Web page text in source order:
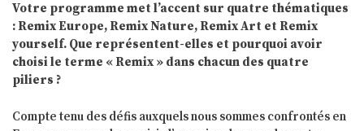
Votre programme met l’accent sur quatre thématiques
: Remix Europe, Remix Nature, Remix Art et Remix
yourself. Que représentent-elles et pourquoi avoir
choisi le terme « Remix » dans chacun des quatre
piliers ?
Compte tenu des défis auxquels nous sommes confrontés en